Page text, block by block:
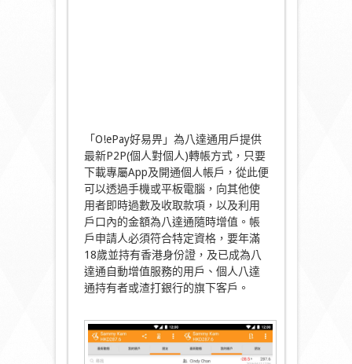
「O!ePay好易畀」為八達通用戶提供
最新P2P(個人對個人)轉帳方式，只要
下載專屬App及開通個人帳戶，從此便
可以透過手機或平板電腦，向其他使
用者即時過數及收取款項，以及利用
戶口內的金額為八達通隨時增值。帳
戶申請人必須符合特定資格，要年滿
18歲並持有香港身份證，及已成為八
達通自動增值服務的用戶、個人八達
通持有者或渣打銀行的旗下客戶。